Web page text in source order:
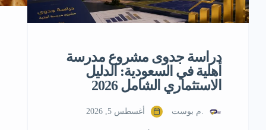
دراسة جدوى مشروع مدرسة
أهلية في السعودية: الدليل
الاستثماري الشامل 2026
.م بوست أغسطس 5, 2026